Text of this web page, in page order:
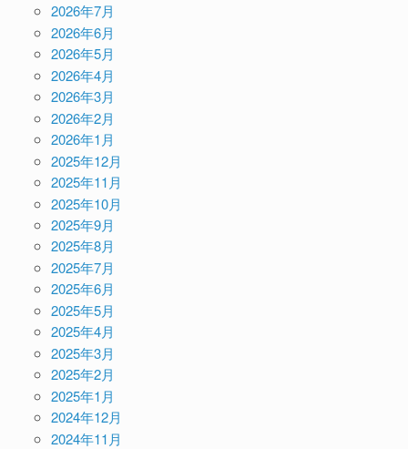
2026年7月
2026年6月
2026年5月
2026年4月
2026年3月
2026年2月
2026年1月
2025年12月
2025年11月
2025年10月
2025年9月
2025年8月
2025年7月
2025年6月
2025年5月
2025年4月
2025年3月
2025年2月
2025年1月
2024年12月
2024年11月